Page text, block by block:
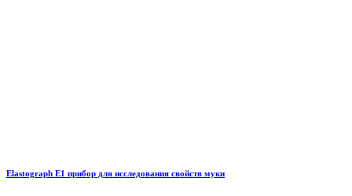
Elastograph E1 прибор для исследования свойств муки